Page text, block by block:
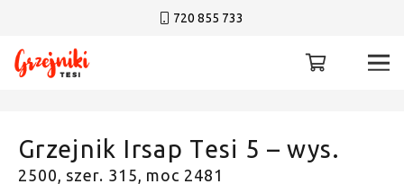
720 855 733
Grzejnik Irsap Tesi 5 – wys.
2500, szer. 315, moc 2481